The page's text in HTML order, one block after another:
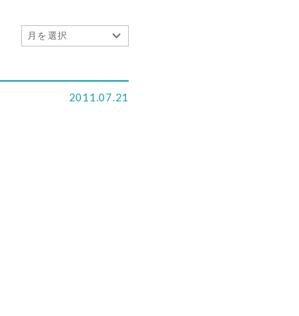
2011.07.21